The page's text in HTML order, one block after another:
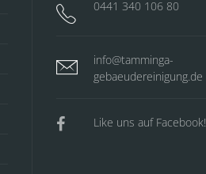
0441 340 106 80
info@tamminga-
gebaeudereinigung.de
Like uns auf Facebook!